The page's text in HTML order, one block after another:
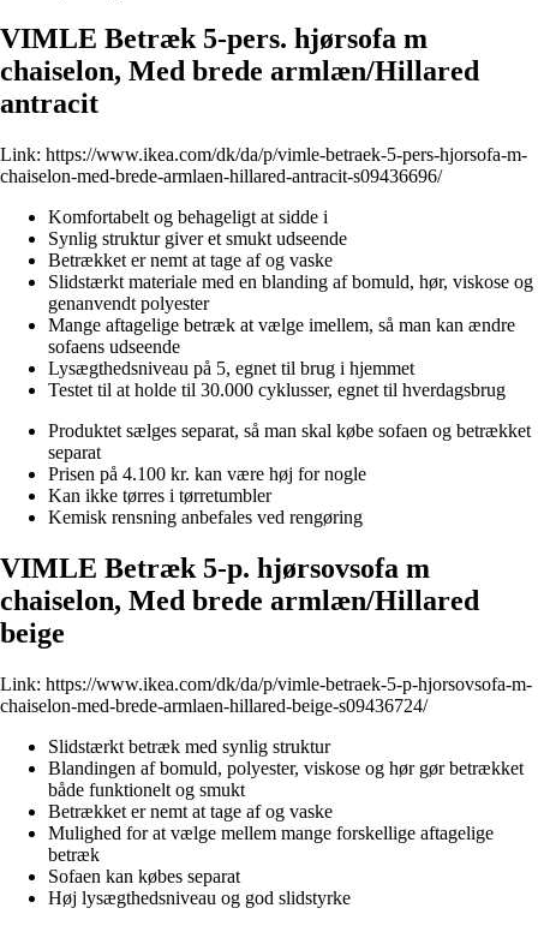
VIMLE Betræk 5-pers. hjørsofa m
chaiselon, Med brede armlæn/Hillared
antracit
Link: https://www.ikea.com/dk/da/p/vimle-betraek-5-pers-hjorsofa-m-
chaiselon-med-brede-armlaen-hillared-antracit-s09436696/
Komfortabelt og behageligt at sidde i
Synlig struktur giver et smukt udseende
Betrækket er nemt at tage af og vaske
Slidstærkt materiale med en blanding af bomuld, hør, viskose og
genanvendt polyester
Mange aftagelige betræk at vælge imellem, så man kan ændre
sofaens udseende
Lysægthedsniveau på 5, egnet til brug i hjemmet
Testet til at holde til 30.000 cyklusser, egnet til hverdagsbrug
Produktet sælges separat, så man skal købe sofaen og betrækket
separat
Prisen på 4.100 kr. kan være høj for nogle
Kan ikke tørres i tørretumbler
Kemisk rensning anbefales ved rengøring
VIMLE Betræk 5-p. hjørsovsofa m
chaiselon, Med brede armlæn/Hillared
beige
Link: https://www.ikea.com/dk/da/p/vimle-betraek-5-p-hjorsovsofa-m-
chaiselon-med-brede-armlaen-hillared-beige-s09436724/
Slidstærkt betræk med synlig struktur
Blandingen af bomuld, polyester, viskose og hør gør betrækket
både funktionelt og smukt
Betrækket er nemt at tage af og vaske
Mulighed for at vælge mellem mange forskellige aftagelige
betræk
Sofaen kan købes separat
Høj lysægthedsniveau og god slidstyrke